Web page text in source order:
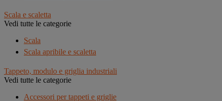
Scala e scaletta
Vedi tutte le categorie
Scala
Scala apribile e scaletta
Tappeto, modulo e griglia industriali
Vedi tutte le categorie
Accessori per tappeti e griglie